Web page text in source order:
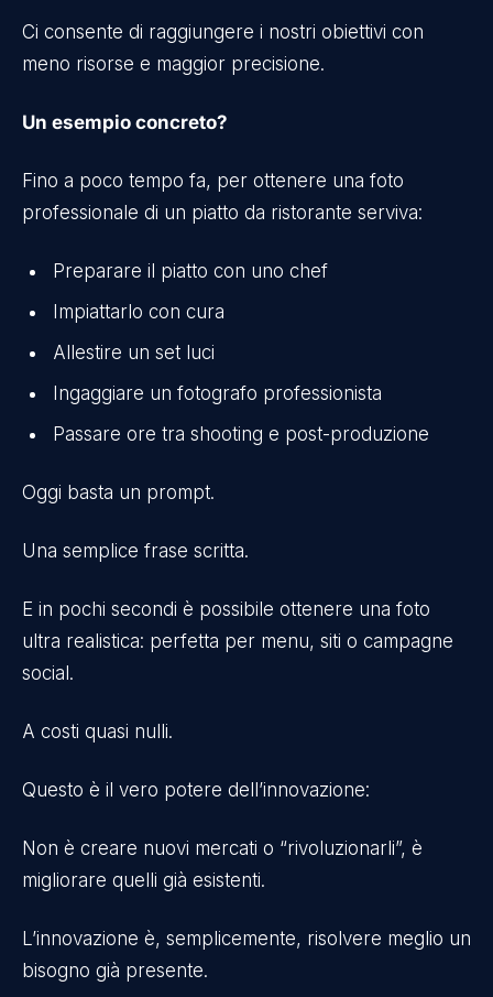
Ci consente di raggiungere i nostri obiettivi con
meno risorse e maggior precisione.
Un esempio concreto?
Fino a poco tempo fa, per ottenere una foto
professionale di un piatto da ristorante serviva:
Preparare il piatto con uno chef
Impiattarlo con cura
Allestire un set luci
Ingaggiare un fotografo professionista
Passare ore tra shooting e post-produzione
Oggi basta un prompt.
Una semplice frase scritta.
E in pochi secondi è possibile ottenere una foto
ultra realistica: perfetta per menu, siti o campagne
social.
A costi quasi nulli.
Questo è il vero potere dell’innovazione:
Non è creare nuovi mercati o “rivoluzionarli”, è
migliorare quelli già esistenti.
L’innovazione è, semplicemente, risolvere meglio un
bisogno già presente.